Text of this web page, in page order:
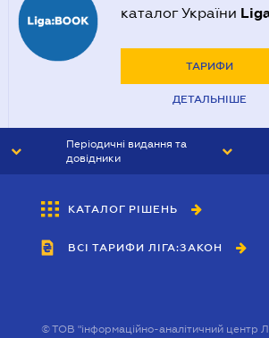
каталог України
ТАРИФИ
ДЕТАЛЬНІШЕ
Періодичні видання та
довідники
БУХГАЛТЕР&ЗАКОН
ВІСНИК МСФЗ
КАТАЛОГ РІШЕНЬ
ВСІ ТАРИФИ ЛІГА:ЗАКОН
©ТОВ "інформаційно-аналітичний центр